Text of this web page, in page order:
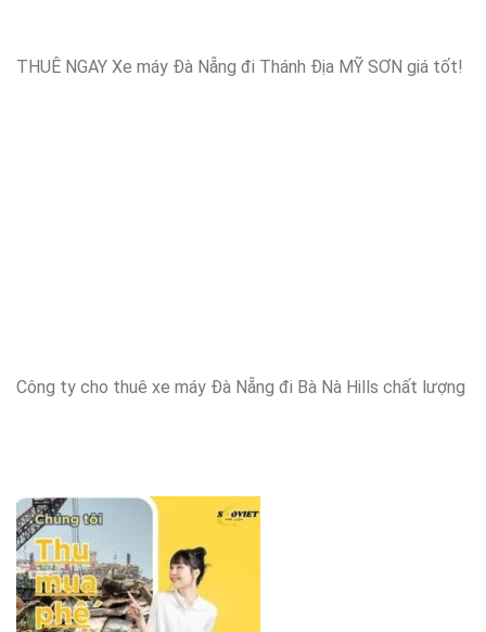
THUÊ NGAY Xe máy Đà Nẵng đi Thánh Địa MỸ SƠN giá tốt!
Công ty cho thuê xe máy Đà Nẵng đi Bà Nà Hills chất lượng